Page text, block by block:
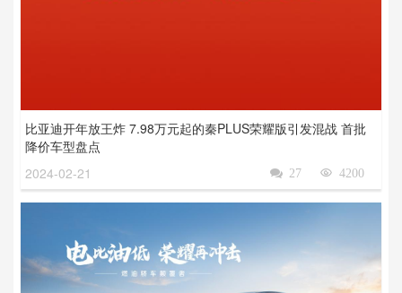
比亚迪开年放王炸 7.98万元起的秦PLUS荣耀版引发混战 首批
降价车型盘点
2024-02-21
4200

27
